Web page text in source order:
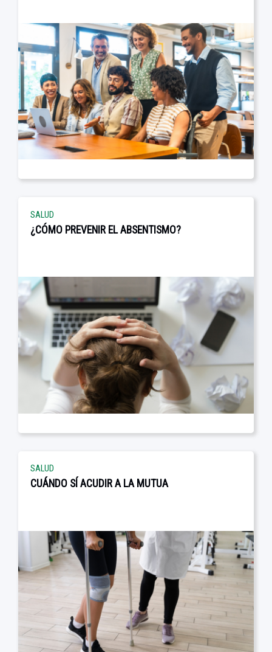
SALUD
¿CÓMO PREVENIR EL ABSENTISMO?
SALUD
CUÁNDO SÍ ACUDIR A LA MUTUA